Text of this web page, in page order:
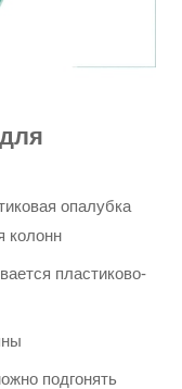
опалубка
колонн
пластиково-
подгонять